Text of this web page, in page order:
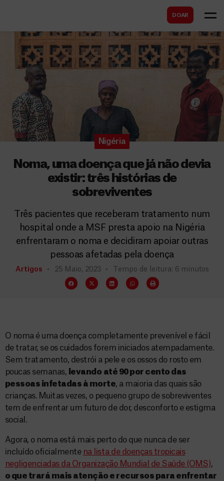
DOAR
a
r
Nigéria
Noma, uma doença que já não devia
existir: três histórias de
sobreviventes
Três pacientes que receberam tratamento num
hospital onde a MSF presta apoio na Nigéria
enfrentaram o noma e decidiram apoiar outras
pessoas afetadas pela doença
Artigos 25 Maio, 2023 Tempo de leitura: 6 minutos
O noma é uma doença completamente prevenível e fácil
de tratar, se os cuidados forem iniciados atempadamente.
Sem tratamento, destrói a pele e os ossos do rosto em
poucas semanas, levando até 90 por cento das
pessoas infetadas à morte, a maioria das quais são
crianças. Muitas vezes, o pequeno grupo de sobreviventes
tem de enfrentar um futuro de dor, desconforto e estigma
social.
Agora, o noma está mais perto do que nunca de ser
incluído oficialmente na lista de doenças tropicais
negligenciadas da Organização Mundial de Saúde (OMS),
o que trará mais atenção e recursos para enfrentar
s
c
a
r